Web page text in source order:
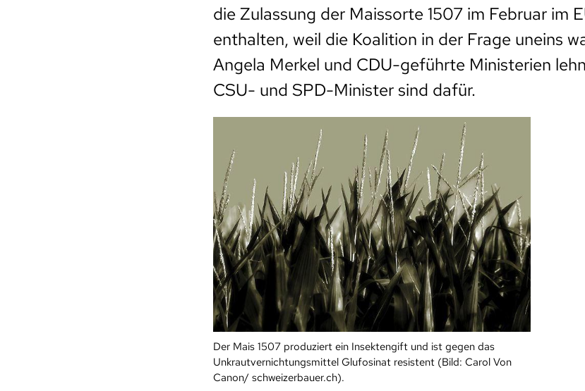
die Zulassung der Maissorte 1507 im Februar im
enthalten, weil die Koalition in der Frage uneins
Angela Merkel und CDU-geführte Ministerien
CSU- und SPD-Minister sind dafür.
Der Mais 1507 produziert ein Insektengift und ist gegen das
Unkrautvernichtungsmittel Glufosinat resistent (Bild: Carol Von
Canon/ schweizerbauer.ch).